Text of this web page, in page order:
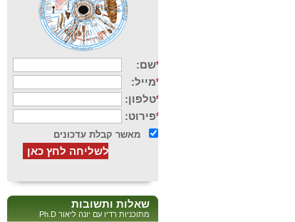
שאלות ותשובות
מתוכניות רדיו עם יונה ליאור Ph.D